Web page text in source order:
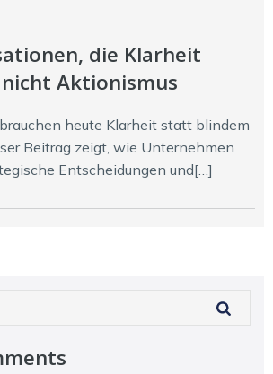
die Klarheit
Aktionismus
heute Klarheit statt blindem
Beitrag zeigt, wie Unternehmen
Entscheidungen und[…]